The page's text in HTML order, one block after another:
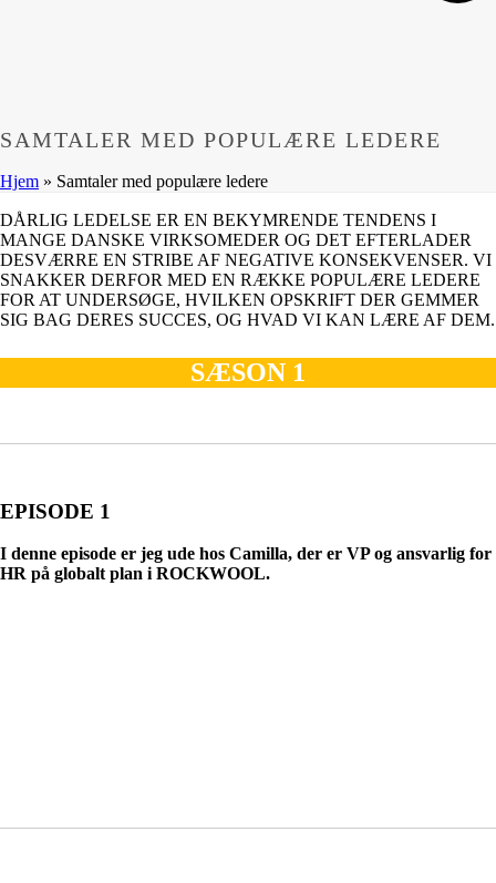
SAMTALER MED POPULÆRE LEDERE
Hjem » Samtaler med populære ledere
DÅRLIG LEDELSE ER EN BEKYMRENDE TENDENS I
MANGE DANSKE VIRKSOMEDER OG DET EFTERLADER
DESVÆRRE EN STRIBE AF NEGATIVE KONSEKVENSER. VI
SNAKKER DERFOR MED EN RÆKKE POPULÆRE LEDERE
FOR AT UNDERSØGE, HVILKEN OPSKRIFT DER GEMMER
SIG BAG DERES SUCCES, OG HVAD VI KAN LÆRE AF DEM.
SÆSON 1
EPISODE 1
I denne episode er jeg ude hos Camilla, der er VP og ansvarlig for
HR på globalt plan i ROCKWOOL.